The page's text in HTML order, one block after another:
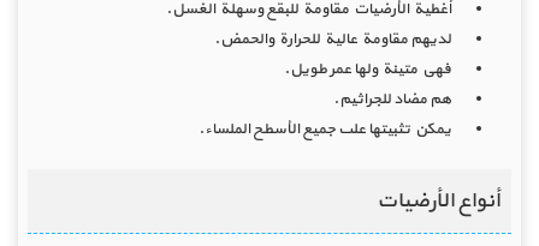
أغطية الأرضيات مقاومة للبقع وسهلة الغسل.
لديهم مقاومة عالية للحرارة والحمض.
فهي متينة ولها عمر طويل.
هم مضاد للجراثيم.
يمكن تثبيتها على جميع الأسطح الملساء.
أنواع الأرضيات